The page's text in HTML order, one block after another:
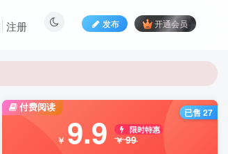
发布 开通会员
注册
付费阅读
￥ 9.9 限时特惠
￥99
已售 27